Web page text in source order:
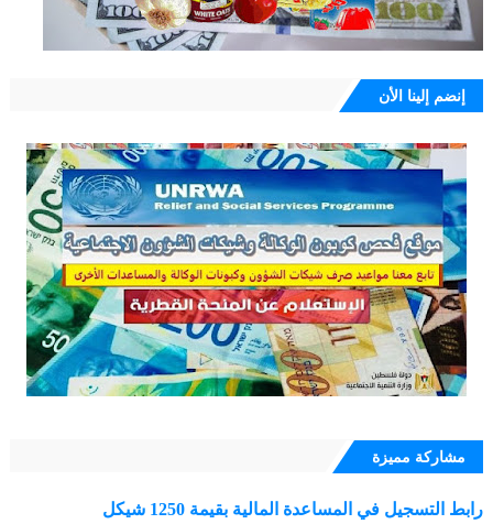
إنضم إلينا الأن
مشاركة مميزة
رابط التسجيل في المساعدة المالية بقيمة 1250 شيكل